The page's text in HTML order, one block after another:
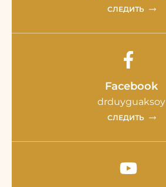
СЛЕДИТЬ
Facebook
drduyguaksoy
СЛЕДИТЬ